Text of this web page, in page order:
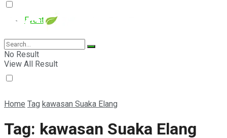
Event
E-Magazine
No Result
View All Result
Home Tag kawasan Suaka Elang
Tag: kawasan Suaka Elang